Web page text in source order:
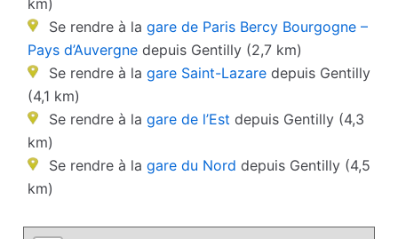
km)
Se rendre à la gare de Paris Bercy Bourgogne –
Pays d’Auvergne depuis Gentilly (2,7 km)
Se rendre à la gare Saint-Lazare depuis Gentilly
(4,1 km)
Se rendre à la gare de l’Est depuis Gentilly (4,3
km)
Se rendre à la gare du Nord depuis Gentilly (4,5
km)